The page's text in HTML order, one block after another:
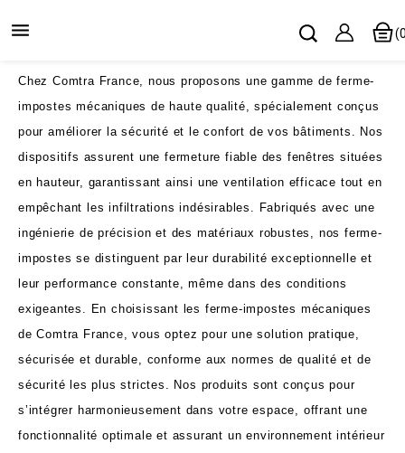

Chez Comtra France, nous proposons une gamme de ferme-
impostes mécaniques de haute qualité, spécialement conçus
pour améliorer la sécurité et le confort de vos bâtiments. Nos
dispositifs assurent une fermeture fiable des fenêtres situées
en hauteur, garantissant ainsi une ventilation efficace tout en
empêchant les infiltrations indésirables. Fabriqués avec une
ingénierie de précision et des matériaux robustes, nos ferme-
impostes se distinguent par leur durabilité exceptionnelle et
leur performance constante, même dans des conditions
exigeantes. En choisissant les ferme-impostes mécaniques
de Comtra France, vous optez pour une solution pratique,
sécurisée et durable, conforme aux normes de qualité et de
sécurité les plus strictes. Nos produits sont conçus pour
s’intégrer harmonieusement dans votre espace, offrant une
fonctionnalité optimale et assurant un environnement intérieur